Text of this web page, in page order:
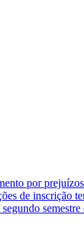
por
de inscrição